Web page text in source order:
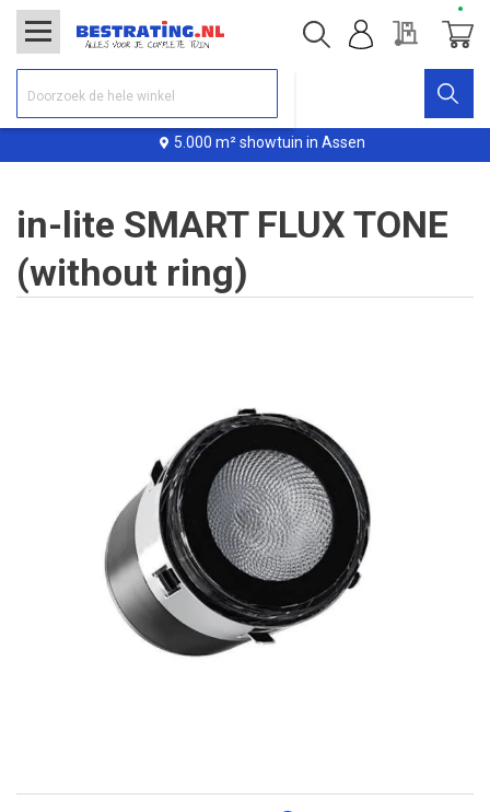
5.000 m² showtuin in Assen
Offerte
in-lite SMART FLUX TONE
(without ring)
naar